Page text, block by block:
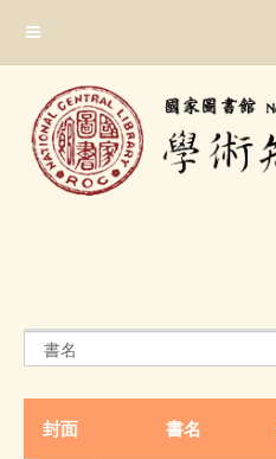
主
封面 書名